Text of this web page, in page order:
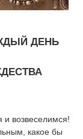
ДЕНЬ
и возвеселимся!
какое бы